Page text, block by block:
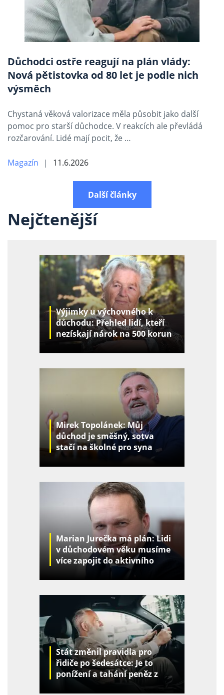
Důchodci ostře reagují na plán vlády:
Nová pětistovka od 80 let je podle nich
výsměch
Chystaná věková valorizace měla působit jako další
pomoc pro starší důchodce. V reakcích ale převládá
rozčarování. Lidé mají pocit, že …
Magazín 11.6.2026
Další články
Nejčtenější
Výjimky u výchovného k
důchodu: Přehled lidí, kteří
nezískají nárok na 500 korun
za děti
Mirek Topolánek: Můj
důchod je směšný, sotva
stačí na školné pro syna
Marian Jurečka má plán: Lidi
v důchodovém věku musíme
více zapojit do aktivního
Stát změnil pravidla pro
řidiče po šedesátce: Je to
ponížení a tahání peněz z